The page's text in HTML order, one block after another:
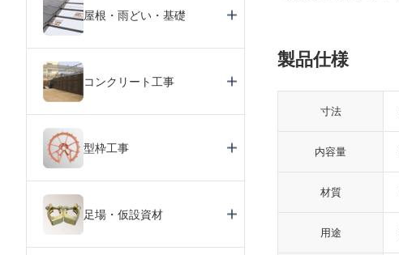
製品仕様
寸法
内容量
材質
用途
屋根・雨どい・基礎
コンクリート工事
型枠工事
足場・仮設資材